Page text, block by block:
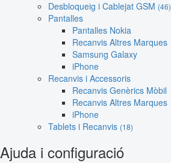
Desbloqueig i Cablejat GSM (46)
Pantalles
Pantalles Nokia
Recanvis Altres Marques
Samsung Galaxy
iPhone
Recanvis i Accessoris
Recanvis Genèrics Mòbil
Recanvis Altres Marques
iPhone
Tablets i Recanvis (18)
Ajuda i configuració